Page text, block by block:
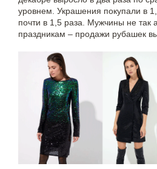
уровнем. Украшения покупали в
почти в 1,5 раза. Мужчины не так
праздникам – продажи рубашек